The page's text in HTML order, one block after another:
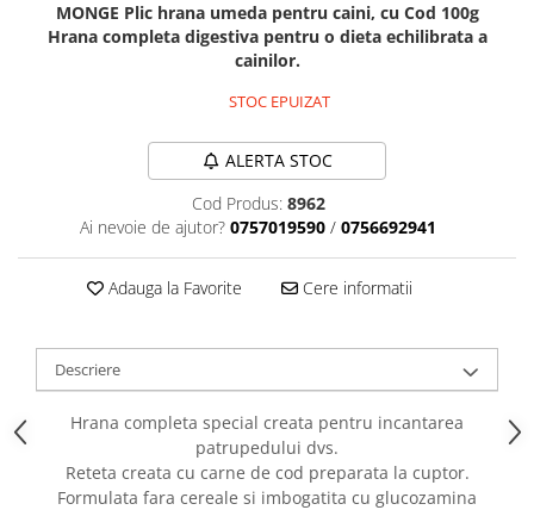
Custi si Genti de Transport
Lemne si coarne de cerb sau
Lese, Zgarzi & Hamuri
Saltele cu efect de racire
Suplimente
MONGE Plic hrana umeda pentru caini, cu Cod 100g
Hrana completa digestiva pentru o dieta echilibrata a
cainilor.
STOC EPUIZAT
ALERTA STOC
Cod Produs: 8962
Ai nevoie de ajutor? 0757019590 / 0756692941
Adauga la Favorite Cere informatii
Descriere
Hrana completa special creata pentru incantarea
patrupedului dvs.
Reteta creata cu carne de cod preparata la cuptor.
Formulata fara cereale si imbogatita cu glucozamina